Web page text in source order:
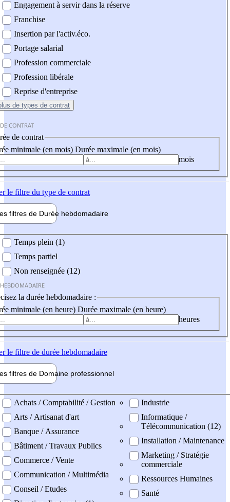
Engagement à servir dans la réserve
Franchise
Insertion par l'activ.éco.
Portage salarial
Profession commerciale
Profession libérale
Reprise d'entreprise
de types de contrat
CONTRAT
de contrat
minimale (en mois) Durée maximale (en mois)
mois
le filtre du type de contrat
filtres de Durée hebdomadaire
Temps plein (1)
Temps partiel
Non renseignée (12)
la durée hebdomadaire :
minimale (en heure) Durée maximale (en heure)
heures
le filtre de durée hebdomadaire
filtres de Domaine professionnel
professionel
Achats / Comptabilité / Gestion
Arts / Artisanat d'art
Banque / Assurance
Bâtiment / Travaux Publics
Commerce / Vente
Communication / Multimédia
Conseil / Etudes
Industrie
Informatique /
Télécommunication (12)
Installation / Maintenance
Marketing / Stratégie
commerciale
Ressources Humaines
Santé